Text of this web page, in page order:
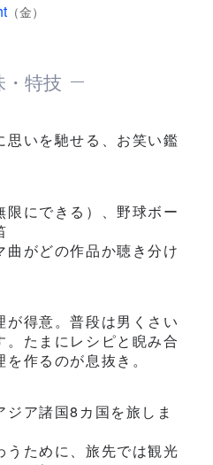
（金）
・特技
思いを馳せる、お笑い鑑
にできる）、野球ボー
がどの作品か聴き分け
得意。普段は男くさい
。たまにレシピと睨み合
作るのが息抜き。
ア諸国8カ国を旅しま
ために、旅先では観光